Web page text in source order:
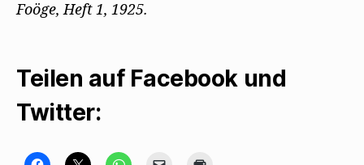
Foöge, Heft 1, 1925.
Teilen auf Facebook und
Twitter: